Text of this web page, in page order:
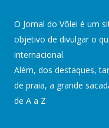
O Jornal do Vôlei é um
objetivo de divulgar o
internacional.
Além, dos destaques,
de praia, a grande
de A a Z